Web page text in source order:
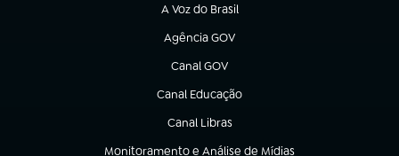
A Voz do Brasil
(abre em nova aba)
Agência GOV
(abre em nova aba)
Canal GOV
(abre em nova aba)
Canal Educação
(abre em nova aba)
Canal Libras
(abre em nova aba)
Monitoramento e Análise de Mídias